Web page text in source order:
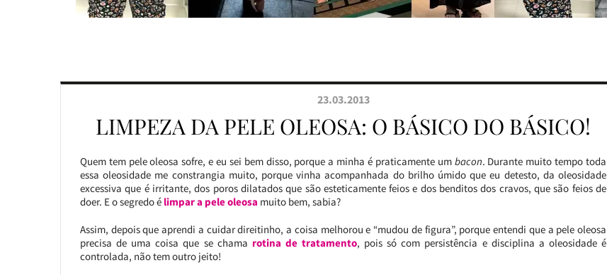
23.03.2013
LIMPEZA DA PELE OLEOSA: O BÁSICO DO BÁSICO!
Quem tem pele oleosa sofre, e eu sei bem disso, porque a minha é praticamente um bacon. Durante muito tempo toda
essa oleosidade me constrangia muito, porque vinha acompanhada do brilho úmido que eu detesto, da oleosidade
excessiva que é irritante, dos poros dilatados que são esteticamente feios e dos benditos dos cravos, que são feios de
doer. E o segredo élimpar a pele oleosa muito bem, sabia?
Assim, depois que aprendi a cuidar direitinho, a coisa melhorou e “mudou de figura”, porque entendi que a pele oleosa
precisa de uma coisa que se chama rotina de tratamento, pois só com persistência e disciplina a oleosidade é
controlada, não tem outro jeito!